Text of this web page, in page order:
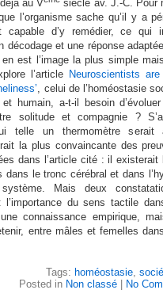
au V
siècle av. J.-C. Pour
l’organisme sache qu’il y a
capable d’y remédier, ce qui
décodage et une réponse
en est l’image la plus simple
l’article Neuroscientists
, celui de l’homéostasie
humain, a-t-il besoin
solitude et compagnie ?
telle un thermomètre
la plus convaincante des
dans l’article cité : il
dans le tronc cérébral et dans
Mais deux
l’importance du sens tactile
connaissance empirique,
entre mâles et femelles
Tags: homéostasie,
Posted in Non classé| No